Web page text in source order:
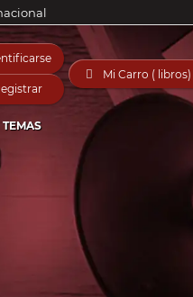
 Mi Carro ( libros)
TEMAS